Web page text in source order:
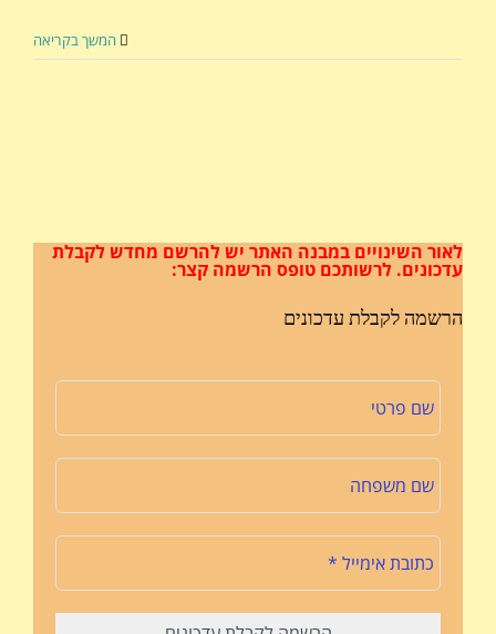
המשך בקריאה
לאור השינויים במבנה האתר יש להרשם מחדש לקבלת
עדכונים. לרשותכם טופס הרשמה קצר:
הרשמה לקבלת עדכונים